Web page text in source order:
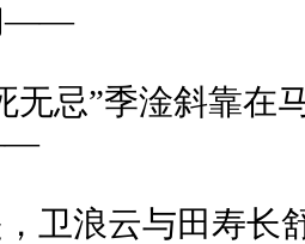
——
无忌”季淦斜靠在
卫浪云与田寿长